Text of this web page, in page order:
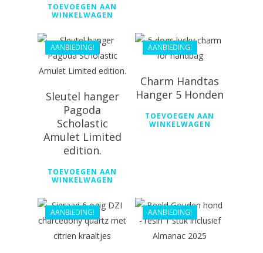
TOEVOEGEN AAN
WINKELWAGEN
AANBIEDING!
Sleutel hanger
Pagoda
Scholastic
Amulet Limited
edition.
TOEVOEGEN AAN
WINKELWAGEN
AANBIEDING!
Charm Handtas
Hanger 5 Honden
TOEVOEGEN AAN
WINKELWAGEN
AANBIEDING!
€61.99
AANBIEDING!
€
26.09